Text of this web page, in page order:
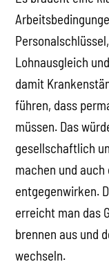
Lohnausgleich
damit
führen, dass
müssen. Das
gesellschaftlich
machen und
entgegenwirken.
erreicht man das
brennen aus und
wechseln.